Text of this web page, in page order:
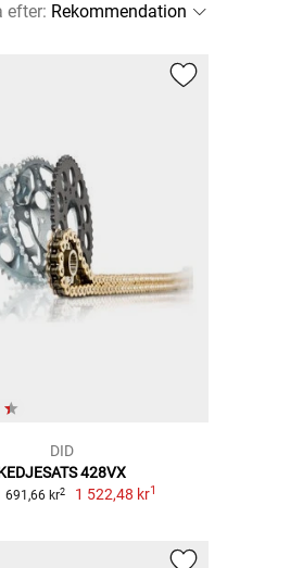
efter:
DID
428VX
691,66 kr2 1 522,48 kr1